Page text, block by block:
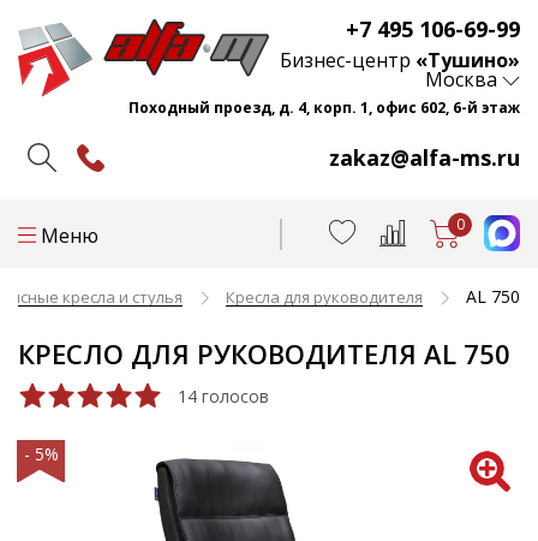
+7 495 106-69-99
zakaz@alfa-ms.ru
Бизнес-центр «Тушино»
Москва
Походный проезд, д. 4, корп. 1, офис 602, 6-й этаж
Меню 0
кресла и стулья Кресла для руководителя AL 750
КРЕСЛО ДЛЯ РУКОВОДИТЕЛЯ AL 750
14 голосов
- 5%